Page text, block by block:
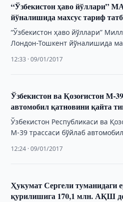
“Ўзбекистон ҳаво йўллари”
йўналишида махсус тариф
“Ўзбекистон ҳаво йўллари”
Лондон-Тошкент йўналишида
12:33 · 09/01/2017
Ўзбекистон ва Қозоғистон М-
автомобил қатновини қайта
Ўзбекистон Республикаси ва
М-39 трассаси бўйлаб
ва …
12:24 · 09/01/2017
Ҳукумат Сергели туманидаги
қурилишига 170,1 млн. АҚШ